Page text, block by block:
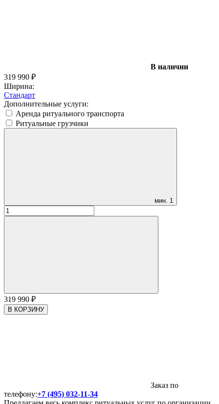
В наличии
319 990 ₽
Ширина:
Стандарт
Дополнительные услуги:
Аренда ритуального транспорта
Ритуальные грузчики
мин. 1
319 990 ₽
В КОРЗИНУ
Заказ по
телефону:+7 (495) 032-11-34